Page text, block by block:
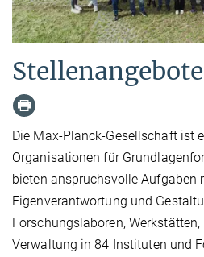
Stellenangebote
Die Max-Planck-Gesellschaft ist
Organisationen für
bieten anspruchsvolle Aufgaben
Eigenverantwortung und
Forschungslaboren,
Verwaltung in 84 Instituten und